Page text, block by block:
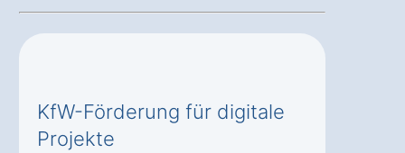
KfW-Förderung für digitale
Projekte